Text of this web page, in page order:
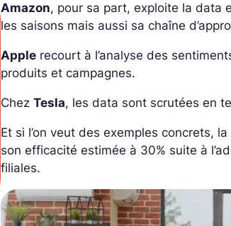
Amazon, pour sa part, exploite la data
les saisons mais aussi sa chaîne
Apple recourt à l’analyse des
produits et campagnes.
ChezTesla, les data sont scrutées en
Et si l’on veut des exemples concrets,
son efficacité estimée à 30% suite à
filiales.